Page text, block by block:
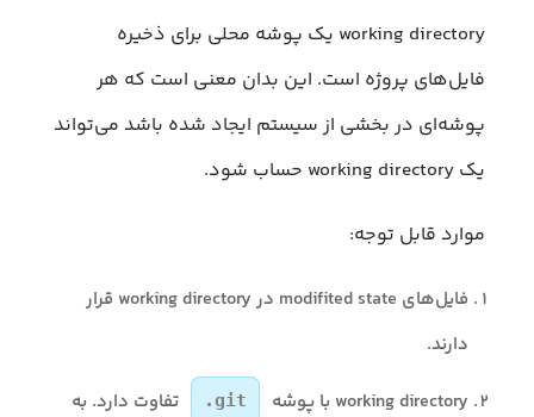
working directory یک پوشه محلی برای ذخیره
فایل‌های پروژه است. این بدان معنی است که هر
پوشه‌ای در بخشی از سیستم ایجاد شده باشد می‌تواند
یک working directory حساب شود.
موارد قابل توجه:
فایل‌های modifited state در working directory قرار
دارند.
working directory با پوشه .git
تفاوت دارد. به